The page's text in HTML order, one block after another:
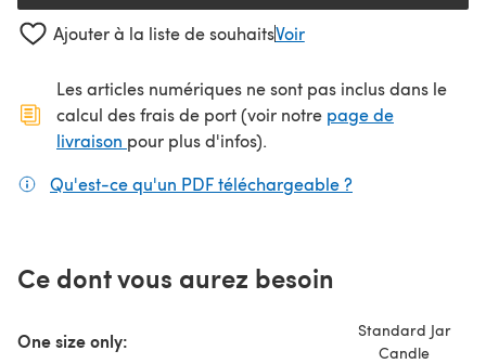
Ajouter à la liste de souhaitsVoir
Les articles numériques ne sont pas inclus dans le
calcul des frais de port (voir notre page de
livraison (s'ouvre dans un nouvel onglet)
pour plus d'infos).
Qu'est-ce qu'un PDF téléchargeable ?
Ce dont vous aurez besoin
One size only:
Standard Jar
Candle